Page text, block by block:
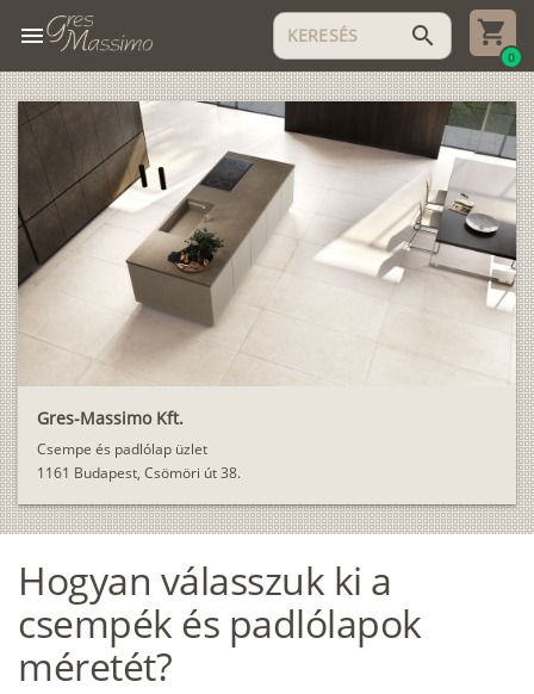
menu search
0
Gres-Massimo Kft.
Csempe és padlólap üzlet
1161 Budapest, Csömöri út 38.
Hogyan válasszuk ki a
csempék és padlólapok
méretét?